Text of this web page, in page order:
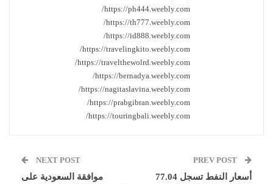
https://ph444.weebly.com/
https://th777.weebly.com/
https://id888.weebly.com/
https://travelingkito.weebly.com/
https://travelthewolrd.weebly.com/
https://bernadya.weebly.com/
https://nagitaslavina.weebly.com/
https://prabgibran.weebly.com/
https://touringbali.weebly.com/
أسعار النفط تسجل 77.04
NEXT POST
موافقة السعودية على